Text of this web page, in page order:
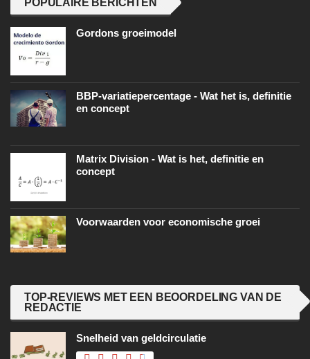
Gordons groeimodel
BBP-variatiepercentage - Wat het is, definitie
en concept
Matrix Division - Wat is het, definitie en
concept
Voorwaarden voor economische groei
TOP-REVIEWS MET EEN BEOORDELING VAN DE
REDACTIE
Snelheid van geldcirculatie